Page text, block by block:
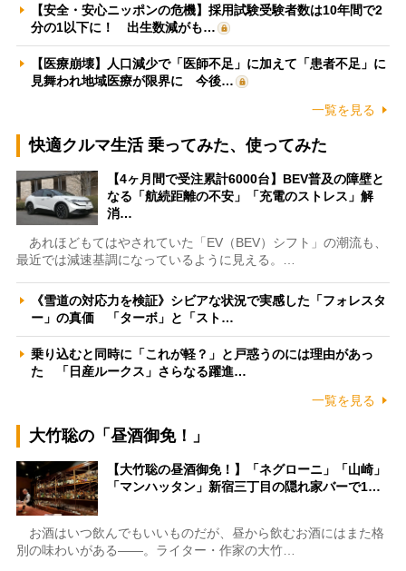
【安全・安心ニッポンの危機】採用試験受験者数は10年間で2
分の1以下に！ 出生数減がも…
【医療崩壊】人口減少で「医師不足」に加えて「患者不足」に
見舞われ地域医療が限界に 今後…
一覧を見る
快適クルマ生活 乗ってみた、使ってみた
【4ヶ月間で受注累計6000台】BEV普及の障壁と
なる「航続距離の不安」「充電のストレス」解
消…
あれほどもてはやされていた「EV（BEV）シフト」の潮流も、
最近では減速基調になっているように見える。…
《雪道の対応力を検証》シビアな状況で実感した「フォレスタ
ー」の真価 「ターボ」と「スト…
乗り込むと同時に「これが軽？」と戸惑うのには理由があっ
た 「日産ルークス」さらなる躍進…
一覧を見る
大竹聡の「昼酒御免！」
【大竹聡の昼酒御免！】「ネグローニ」「山崎」
「マンハッタン」新宿三丁目の隠れ家バーで1…
お酒はいつ飲んでもいいものだが、昼から飲むお酒にはまた格
別の味わいがある――。ライター・作家の大竹…